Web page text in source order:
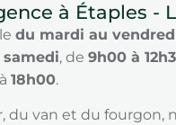
à Étaples -
du mardi au
samedi, de 9h00 à
18h00.
du van et du fourgon,